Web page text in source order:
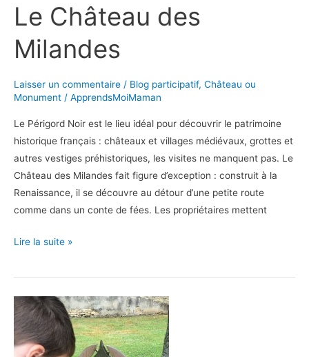
Le Château des
Milandes
Laisser un commentaire / Blog participatif, Château ou
Monument / ApprendsMoiMaman
Le Périgord Noir est le lieu idéal pour découvrir le patrimoine
historique français : châteaux et villages médiévaux, grottes et
autres vestiges préhistoriques, les visites ne manquent pas. Le
Château des Milandes fait figure d’exception : construit à la
Renaissance, il se découvre au détour d’une petite route
comme dans un conte de fées. Les propriétaires mettent
Le
des
Lire la suite »